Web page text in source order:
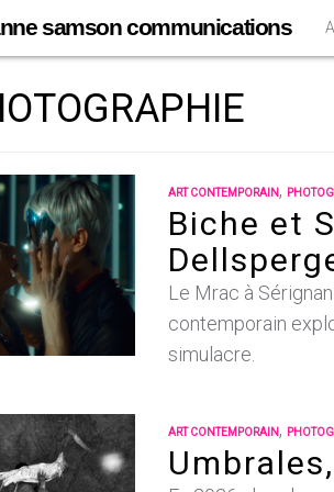
samson communications
ART CONTEMPORAIN ,
Biche et
Le Mrac à
contemporain
simulacre.
ART CONTEMPORAIN ,